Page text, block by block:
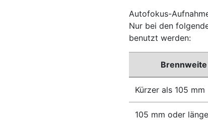
Autofokus-
Nur bei den
benutzt werden:
Brennweite
Kürzer als 105 mm
105 mm oder